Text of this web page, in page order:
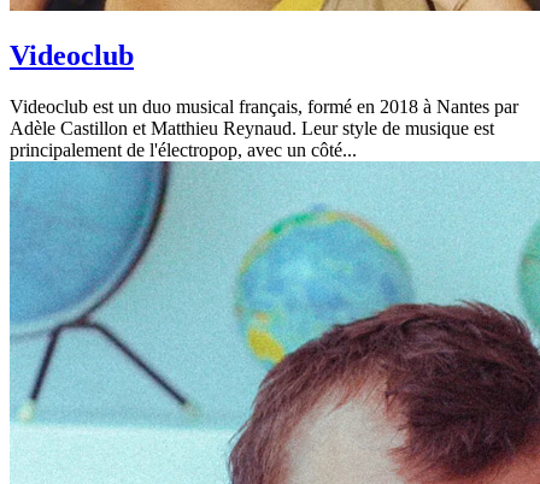
Videoclub
Videoclub est un duo musical français, formé en 2018 à Nantes par
Adèle Castillon et Matthieu Reynaud. Leur style de musique est
principalement de l'électropop, avec un côté...